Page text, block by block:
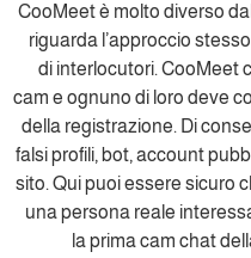
CooMeet è molto diverso
riguarda l’approccio
di interlocutori. CooMeet
cam e ognuno di loro deve
della registrazione. Di
falsi profili, bot, account
sito. Qui puoi essere sicuro
una persona reale
la prima cam chat